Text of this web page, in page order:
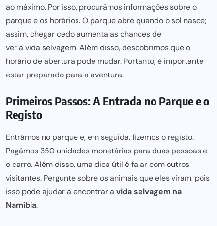
ao máximo. Por isso, procurámos informações sobre o
parque eos horários. O parque abre quando o sol nasce;
assim, chegar cedo aumenta as chances de
ver a vida selvagem. Além disso, descobrimos que o
horário de abertura pode mudar. Portanto, é importante
estar preparado para a aventura.
Primeiros Passos: A Entrada no Parque e o
Registo
Entrámos no parque e, em seguida, fizemos o registo.
Pagámos 350 unidades monetárias para duas pessoas e
o carro. Além disso, uma dica útil é falar com outros
visitantes. Pergunte sobre os animais que eles viram, pois
isso pode ajudar a encontrar a vida selvagem na
Namíbia.